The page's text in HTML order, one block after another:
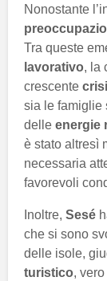
Nonostante
Tra queste
lavorativo, la
crescente
sia le famiglie
delle energie
è stato altresì
necessaria
favorevoli
Inoltre, Sesé
che si sono
delle isole,
turistico,